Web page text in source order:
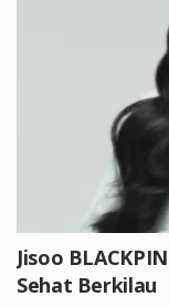
Jisoo
Sehat Berkilau